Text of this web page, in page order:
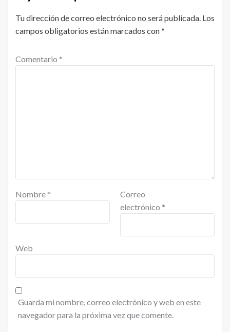
Tu dirección de correo electrónico no será publicada. Los
campos obligatorios están marcados con*
Comentario *
Nombre *
Correo
electrónico *
Web
Guarda mi nombre, correo electrónico y web en este
navegador para la próxima vez que comente.